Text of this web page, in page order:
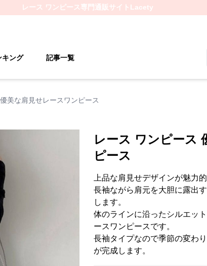
レース ワンピース専門通販サイト Lacety
キング 記事一覧
美な肩見せレースワンピース
レース ワンピース
ピース
上品な肩見せデザインが魅力
長袖ながら肩元を大胆に露出
します。
体のラインに沿ったシルエッ
ースワンピースです。
長袖タイプなので季節の変わ
が完成します。